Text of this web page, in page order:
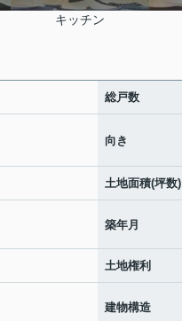
キッチン
総戸数
向き
土地面積(坪数)
築年月
土地権利
建物構造